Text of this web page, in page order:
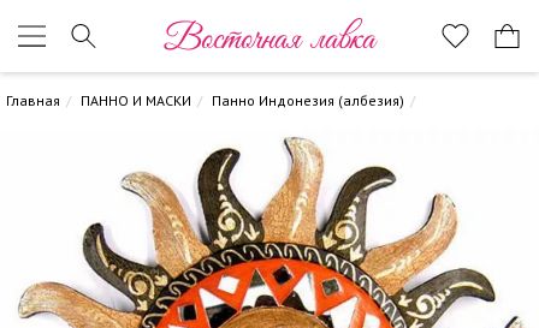
Восточная лавка
Главная ПАННО И МАСКИ Панно Индонезия (албезия)